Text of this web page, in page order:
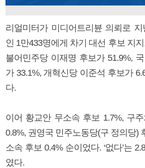
리얼미터가 미디어트리뷴 의뢰로
인 1만433명에게 차기 대선 후보 지
불어민주당 이재명 후보가 51.9%,
가 33.1%, 개혁신당 이준석 후보가
다.
이어 황교안 무소속 후보 1.7%, 구
0.8%, 권영국 민주노동당(구 정의당)
소속 후보 0.4% 순이었다. ‘없다’는
였다.